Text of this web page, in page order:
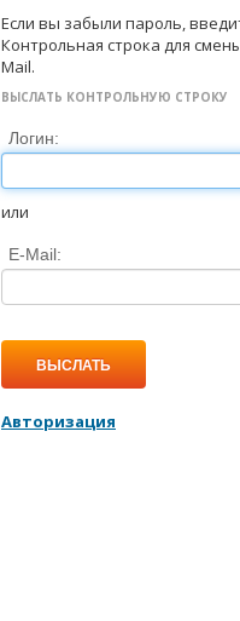
Если вы забыли пароль,
Контрольная строка для
Mail.
ВЫСЛАТЬ КОНТРОЛЬНУЮ СТРОКУ
Логин:
или
E-Mail:
ВЫСЛАТЬ
Авторизация